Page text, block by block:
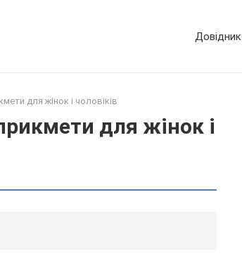
Довідник
для жінок і чоловіків
для жінок і